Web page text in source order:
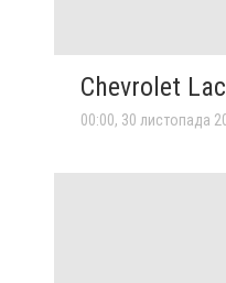
Chevrolet
00:00, 30 листопада